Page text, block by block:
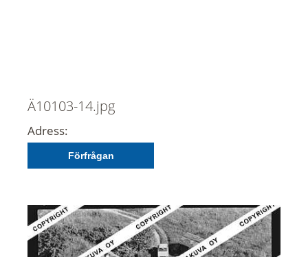
Ä10103-14.jpg
Adress:
Förfrågan